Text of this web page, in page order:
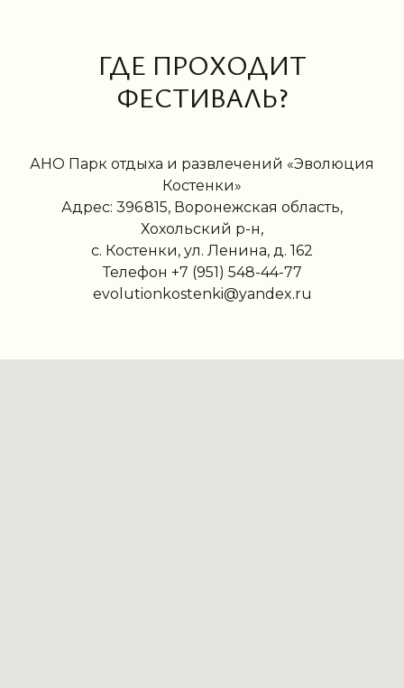
ГДЕ ПРОХОДИТ
ФЕСТИВАЛЬ?
АНО Парк отдыха и развлечений «Эволюция
Костенки»
Адрес: 396 815, Воронежская область,
Хохольский р-н,
с. Костенки, ул. Ленина, д. 162
Телефон +7 (951) 548-44-77
evolutionkostenki@yandex.ru